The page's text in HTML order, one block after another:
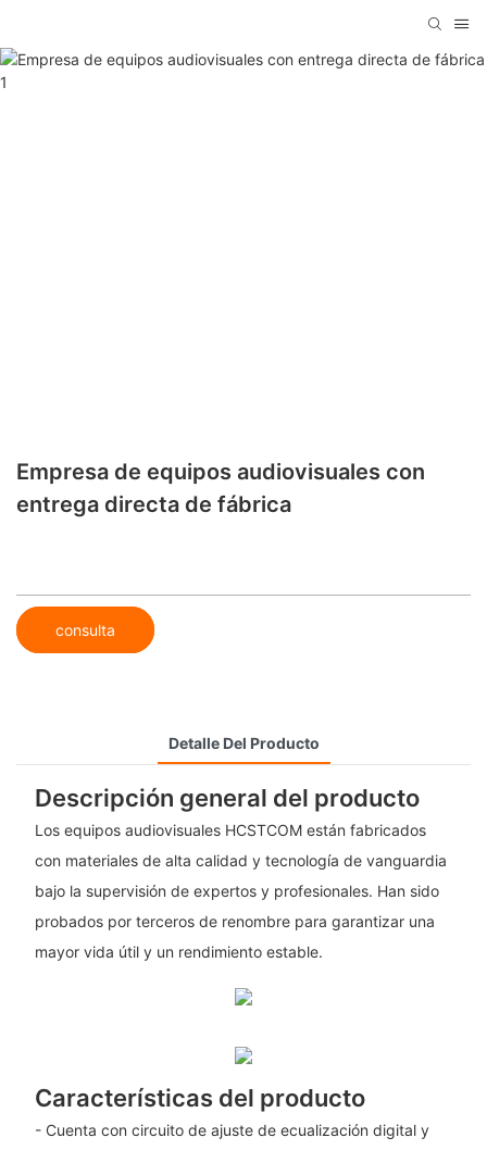
Empresa de equipos audiovisuales con
entrega directa de fábrica
consulta
Detalle Del Producto
Descripción general del producto
Los equipos audiovisuales HCSTCOM están fabricados
con materiales de alta calidad y tecnología de vanguardia
bajo la supervisión de expertos y profesionales. Han sido
probados por terceros de renombre para garantizar una
mayor vida útil y un rendimiento estable.
Características del producto
- Cuenta con circuito de ajuste de ecualización digital y